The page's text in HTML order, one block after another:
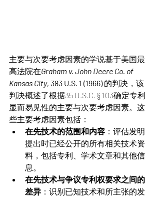
主要与次要考虑因素的学说基于美国最
高法院在Graham v. John Deere Co. of
Kansas City, 383 U.S. 1 (1966) 的判决，该
判决概述了根据35 U.S.C. § 103确定专利
显而易见性的主要与次要考虑因素。这
些主要考虑因素包括：
在先技术的范围和内容 ：评估发明
提出时已经公开的所有相关技术资
料，包括专利、学术文章和其他信
息。
在先技术与争议专利权要求之间的
差异 ：识别已知技术和所主张的发